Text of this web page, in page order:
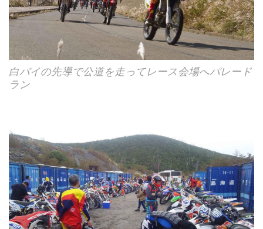
白バイの先導で公道を走ってレース会場へパレード
ラン